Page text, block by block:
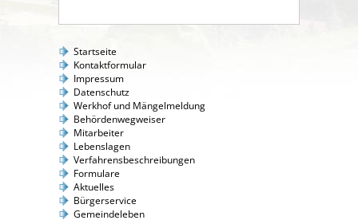
Startseite
Kontaktformular
Impressum
Datenschutz
Werkhof und Mängelmeldung
Behördenwegweiser
Mitarbeiter
Lebenslagen
Verfahrensbeschreibungen
Formulare
Aktuelles
Bürgerservice
Gemeindeleben